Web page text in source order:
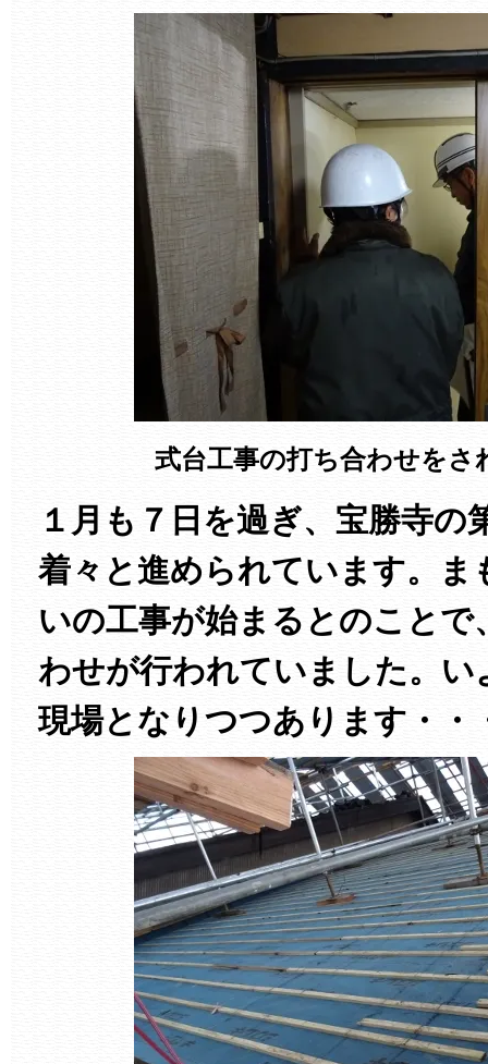
式台工事の打ち合わせをさ
１月も７日を過ぎ、宝勝寺の
着々と進められています。ま
いの工事が始まるとのことで
わせが行われていました。い
現場となりつつあります・・